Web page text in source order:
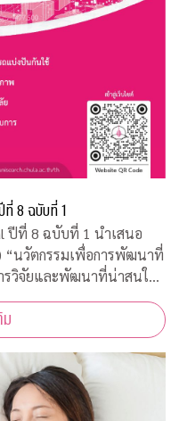
8 ฉบับที่ 1
ปีที่ 8 ฉบับที่ 1 นำเสนอ
“นวัตกรรมเพื่อการพัฒนาที่
th
ม